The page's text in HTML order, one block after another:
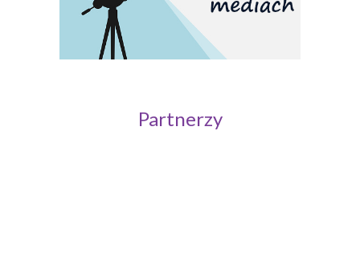
Partnerzy